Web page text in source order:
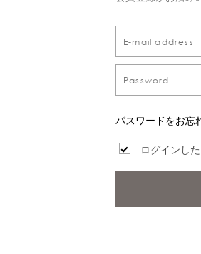
パスワードをお忘
ログインし